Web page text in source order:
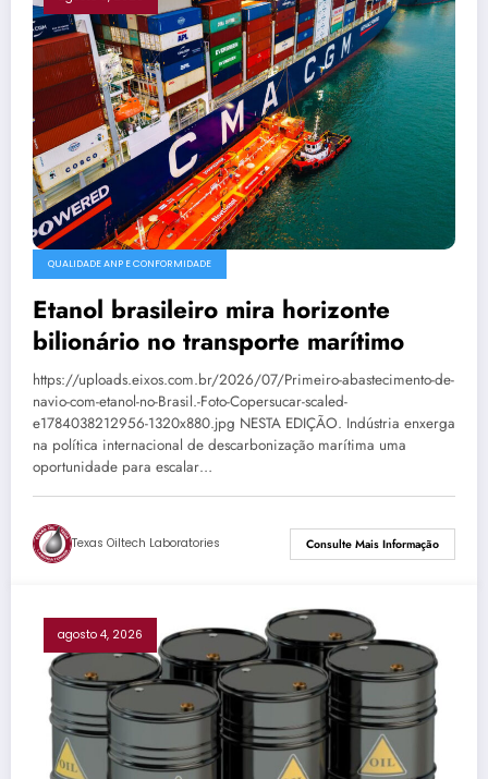
QUALIDADE ANP E CONFORMIDADE
Etanol brasileiro mira horizonte
bilionário no transporte marítimo
https://uploads.eixos.com.br/2026/07/Primeiro-abastecimento-de-
navio-com-etanol-no-Brasil.-Foto-Copersucar-scaled-
e1784038212956-1320x880.jpg NESTA EDIÇÃO. Indústria enxerga
na política internacional de descarbonização marítima uma
oportunidade para escalar…
Texas Oiltech Laboratories Consulte Mais Informação
agosto 4, 2026